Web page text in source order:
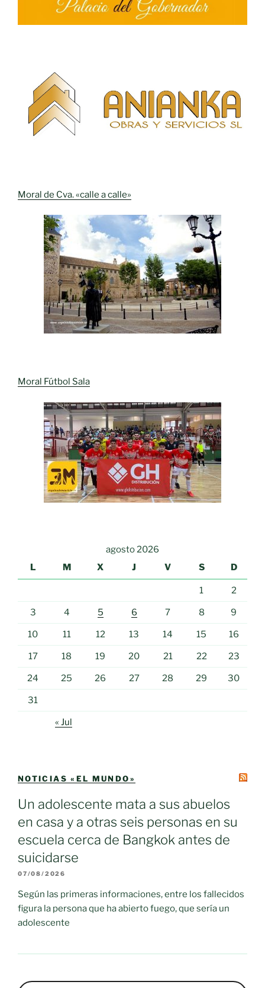
Moral de Cva. «calle a calle»
Moral Fútbol Sala
agosto 2026
L
M X J V S D
1 2
3 4 5 6 7 8 9
10 11 12 13 14 15 16
17 18 19 20 21 22 23
24 25 26 27 28 29 30
31
« Jul
NOTICIAS «EL MUNDO»
Un adolescente mata a sus abuelos
en casa y a otras seis personas en su
escuela cerca de Bangkok antes de
suicidarse
07/08/2026
Según las primeras informaciones, entre los fallecidos
figura la persona que ha abierto fuego, que sería un
adolescente